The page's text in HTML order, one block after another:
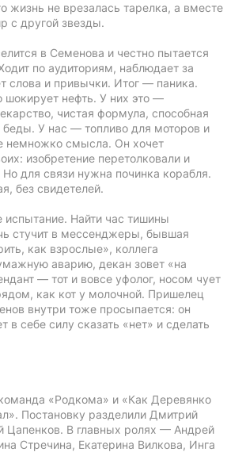
жизнь не врезалась тарелка, а вместе
с другой звезды.
в Семенова и честно пытается
по аудиториям, наблюдает за
слова и привычки. Итог — паника.
шокирует нефть. У них это —
чистая формула, способная
беды. У нас — топливо для моторов и
немножко смысла. Он хочет
изобретение перетолковали и
Но для связи нужна починка корабля.
без свидетелей.
испытание. Найти час тишины
стучит в мессенджеры, бывшая
как взрослые», коллега
аварию, декан зовет «на
— тот и вовсе уфолог, носом чует
как кот у молочной. Пришелец
внутри тоже просыпается: он
себе силу сказать «нет» и сделать
«Родкома» и «Как Деревянко
Постановку разделили Дмитрий
Цапенков. В главных ролях — Андрей
Стречина, Екатерина Вилкова, Инга